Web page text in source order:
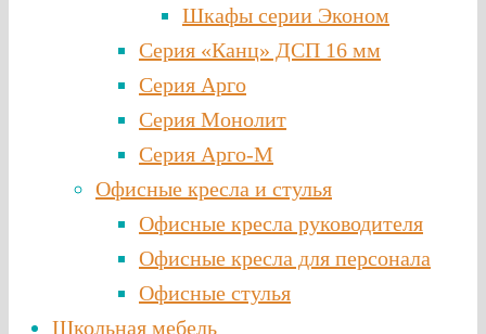
Шкафы серии Эконом
Серия «Канц» ДСП 16 мм
Серия Арго
Серия Монолит
Серия Арго-М
Офисные кресла и стулья
Офисные кресла руководителя
Офисные кресла для персонала
Офисные стулья
Школьная мебель